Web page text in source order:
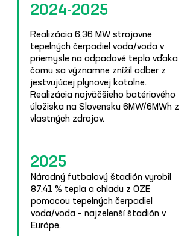
2024-2025
Realizácia 6,36 MW strojovne
tepelných čerpadiel voda/voda v
priemysle na odpadové teplo vďaka
čomu sa významne znížil odber z
jestvujúcej plynovej kotolne.
Realizácia najväčšieho batériového
úložiska na Slovensku 6MW/6MWh z
vlastných zdrojov.
2025
Národný futbalový štadión vyrobil
87,41 % tepla a chladu z OZE
pomocou tepelných čerpadiel
voda/voda – najzelenší štadión v
Európe.